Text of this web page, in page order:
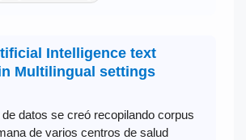
Intelligence text
Multilingual settings
datos se creó recopilando corpus
de varios centros de salud